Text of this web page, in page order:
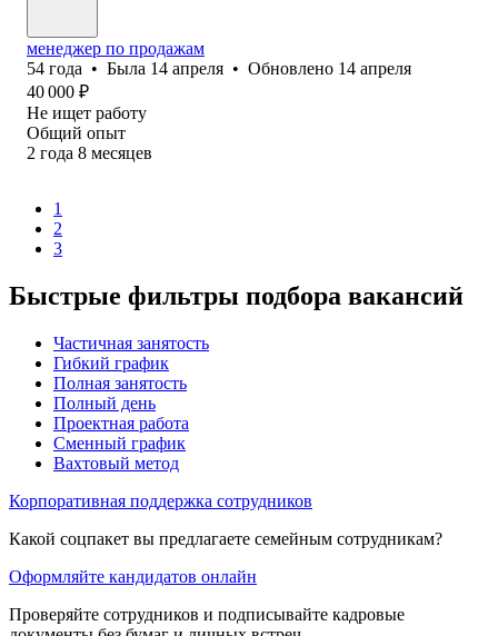
менеджер по продажам
54 года • Была 14 апреля • Обновлено 14 апреля
40 000 ₽
Не ищет работу
Общий опыт
2 года 8 месяцев
1
2
3
Быстрые фильтры подбора вакансий
Частичная занятость
Гибкий график
Полная занятость
Полный день
Проектная работа
Сменный график
Вахтовый метод
Корпоративная поддержка сотрудников
Какой соцпакет вы предлагаете семейным сотрудникам?
Оформляйте кандидатов онлайн
Проверяйте сотрудников и подписывайте кадровые